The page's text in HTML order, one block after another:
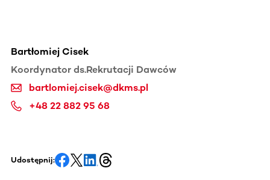
Bartłomiej Cisek
Koordynator ds.Rekrutacji Dawców
bartlomiej.cisek@dkms.pl
+48 22 882 95 68
Udostępnij: